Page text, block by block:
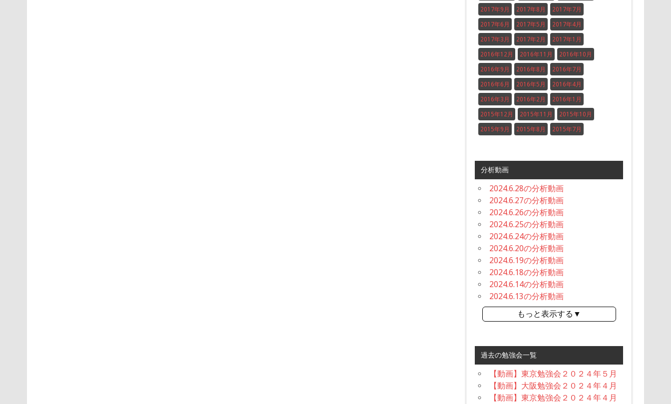
2017年9月 2017年8月 2017年7月
2017年6月 2017年5月 2017年4月
2017年3月 2017年2月 2017年1月
2016年12月 2016年11月 2016年10月
2016年9月 2016年8月 2016年7月
2016年6月 2016年5月 2016年4月
2016年3月 2016年2月 2016年1月
2015年12月 2015年11月 2015年10月
2015年9月 2015年8月 2015年7月
分析動画
2024.6.28の分析動画
2024.6.27の分析動画
2024.6.26の分析動画
2024.6.25の分析動画
2024.6.24の分析動画
2024.6.20の分析動画
2024.6.19の分析動画
2024.6.18の分析動画
2024.6.14の分析動画
2024.6.13の分析動画
もっと表示する▼
過去の勉強会一覧
【動画】東京勉強会２０２４年５月
【動画】大阪勉強会２０２４年４月
【動画】東京勉強会２０２４年４月